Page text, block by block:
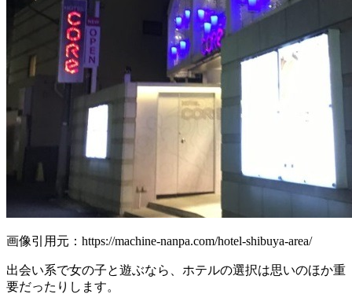
画像引用元：https://machine-nanpa.com/hotel-shibuya-area/
出会い系で女の子と遊ぶなら、ホテルの選択は思いのほか重
要だったりします。